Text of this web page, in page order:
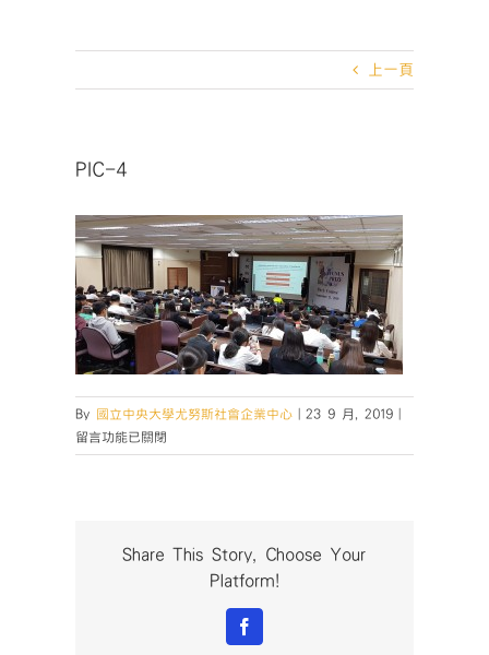
上一頁
PIC-4
By 國立中央大學尤努斯社會企業中心 23 9 月, 2019
4〉
留言功能已關閉
Share This Story, Choose Your
Platform!
Facebook